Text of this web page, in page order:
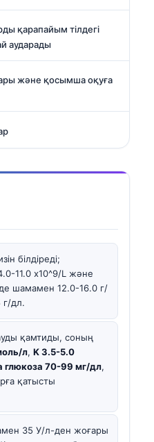
қарапайым тілдегі
аударады
және қосымша оқуға
білдіреді;
11.0 x10^9/L және
шамамен 12.0-16.0 г/
г/дл.
қамтиды, соның
л, K 3.5-5.0
глюкоза 70-99 мг/дл,
қатысты
35 У/л-ден жоғары